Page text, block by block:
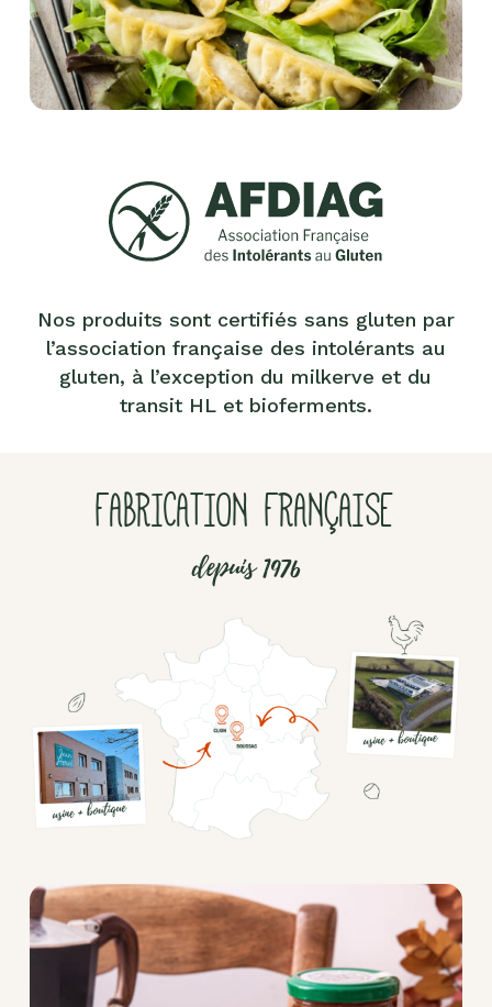
Nos produits sont certifiés sans gluten par
l’association française des intolérants au
gluten, à l’exception du milkerve et du
transit HL et bioferments.
FABRICATION FRANÇAISE
depuis 1976
culinaires
Boisson
poudre
Fruits
secs
Mélanges
apéritifs
Tartinables
apéritifs